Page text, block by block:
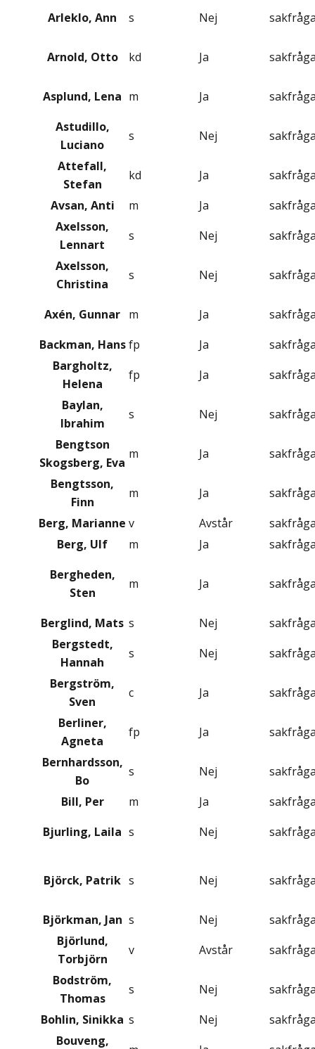
Arleklo, Ann s Nej
Arnold, Otto kd Ja
Asplund, Lena m Ja
Astudillo,
Luciano
s Nej
Attefall,
Stefan
kd Ja
Avsan, Anti
m Ja
Axelsson,
Lennart
s Nej
Axelsson,
Christina
s Nej
Axén, Gunnar m Ja
Backman, Hans fp Ja
Bargholtz,
Helena
fp Ja
Baylan,
Ibrahim
s Nej
Bengtson
Skogsberg, Eva
m Ja
Bengtsson,
Finn
m Ja
Berg, Marianne v Avstår
Berg, Ulf
m Ja
Bergheden,
Sten
m Ja
Berglind, Mats s Nej
Bergstedt,
Hannah
s Nej
Bergström,
Sven
c Ja
Berliner,
Agneta
fp Ja
Bernhardsson,
Bo
s Nej
Bill, Per
m Ja
Bjurling, Laila s Nej
Björck, Patrik s Nej
Björkman, Jan s Nej
Björlund,
Torbjörn
v Avstår
Bodström,
Thomas
s Nej
Bohlin, Sinikka s Nej
Bouveng,